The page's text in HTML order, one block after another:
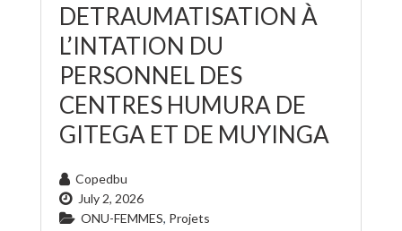
DETRAUMATISATION À
L’INTATION DU
PERSONNEL DES
CENTRES HUMURA DE
GITEGA ET DE MUYINGA
Copedbu
July 2, 2026
ONU-FEMMES, Projets